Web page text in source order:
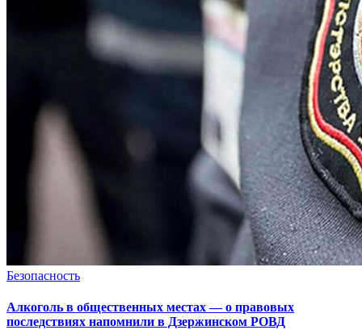
Безопасность
Алкоголь в общественных местах — о правовых
последствиях напомнили в Дзержинском РОВД